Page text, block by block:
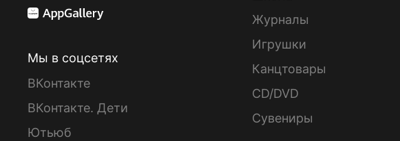
Мы в соцсетях
ВКонтакте
ВКонтакте. Дети
Ютьюб
Журналы
Игрушки
Канцтовары
CD/DVD
Сувениры